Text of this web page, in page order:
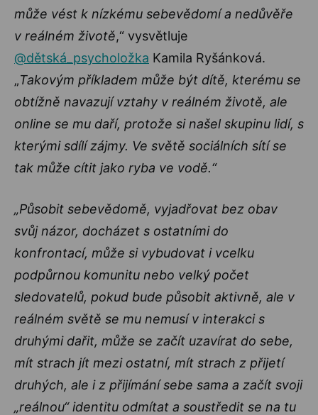
může vést k nízkému sebevědomí a nedůvěře
v reálném životě,“ vysvětluje
@dětská_psycholožka Kamila Ryšánková.
„Takovým příkladem může být dítě, kterému se
obtížně navazují vztahy v reálném životě, ale
online se mu daří, protože si našel skupinu lidí, s
kterými sdílí zájmy. Ve světě sociálních sítí se
tak může cítit jako ryba ve vodě.“
„Působit sebevědomě, vyjadřovat bez obav
svůj názor, docházet s ostatními do
konfrontací, může si vybudovat i vcelku
podpůrnou komunitu nebo velký počet
sledovatelů, pokud bude působit aktivně, ale v
reálném světě se mu nemusí v interakci s
druhými dařit, může se začít uzavírat do sebe,
mít strach jít mezi ostatní, mít strach z přijetí
druhých, ale i z přijímání sebe sama a začít svoji
„reálnou“ identitu odmítat a soustředit se na tu